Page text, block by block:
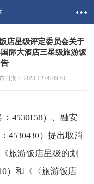
店星级评定委员会关于
际大酒店三星级旅游饭
日期： 2023-12-08 09:50
4530158）、融安
4530430）提出取消
旅游饭店星级的划
）和《〈旅游饭店